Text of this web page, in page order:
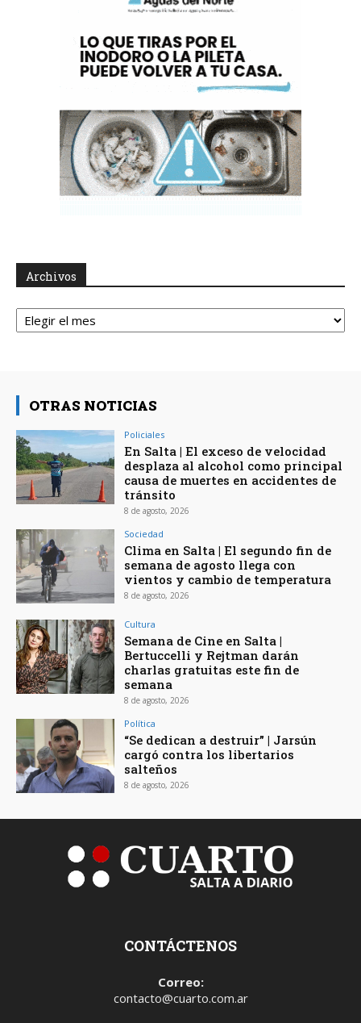
Archivos
Archivos
OTRAS NOTICIAS
Policiales
En Salta | El exceso de velocidad
desplaza al alcohol como principal
causa de muertes en accidentes de
tránsito
8 de agosto, 2026
Sociedad
Clima en Salta | El segundo fin de
semana de agosto llega con
vientos y cambio de temperatura
8 de agosto, 2026
Cultura
Semana de Cine en Salta |
Bertuccelli y Rejtman darán
charlas gratuitas este fin de
semana
8 de agosto, 2026
Política
“Se dedican a destruir” | Jarsún
cargó contra los libertarios
salteños
8 de agosto, 2026
CONTÁCTENOS
Correo:
contacto@cuarto.com.ar